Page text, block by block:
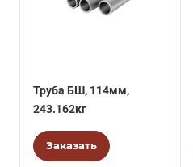
Труба БШ, 114мм,
243.162кг
Заказать